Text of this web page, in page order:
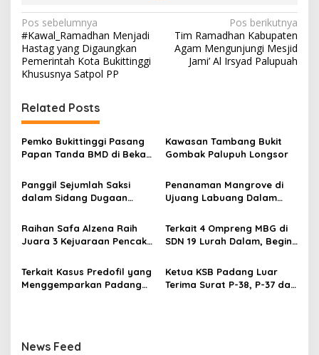
N
a
v
g
a
s
p
o
s
Pos sebelumnya
#Kawal_Ramadhan Menjadi
Hastag yang Digaungkan
Pemerintah Kota Bukittinggi
Khususnya Satpol PP
Pos berikutnya
Tim Ramadhan Kabupaten
Agam Mengunjungi Mesjid
Jami’ Al Irsyad Palupuah
Related Posts
Pemko Bukittinggi Pasang
Papan Tanda BMD di Bekas
Kawasan Tambang Bukit
Gombak Palupuh Longsor
Panggil Sejumlah Saksi
dalam Sidang Dugaan
Terdakwa Haji DS
Penanaman Mangrove di
Ujuang Labuang Dalam
Sedunia
Raihan Safa Alzena Raih
Juara 3 Kejuaraan Pencak
Sumatera Barat
Terkait 4 Ompreng MBG di
SDN 19 Lurah Dalam, Begini
Terkait Kasus Predofil yang
Menggemparkan Padang
Ketua KSB Padang Luar
Terima Surat P-38, P-37 dari
News Feed